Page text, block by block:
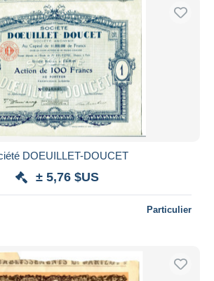
DOEUILLET-DOUCET
± 5,76 $US
Particulier